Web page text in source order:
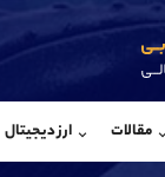
مقالات ارز دیجیتال